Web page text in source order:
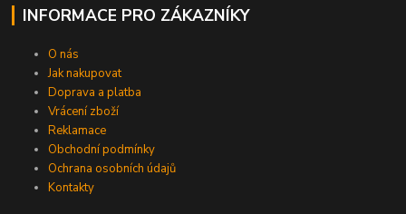
INFORMACE PRO ZÁKAZNÍKY
O nás
Jak nakupovat
Doprava a platba
Vrácení zboží
Reklamace
Obchodní podmínky
Ochrana osobních údajů
Kontakty